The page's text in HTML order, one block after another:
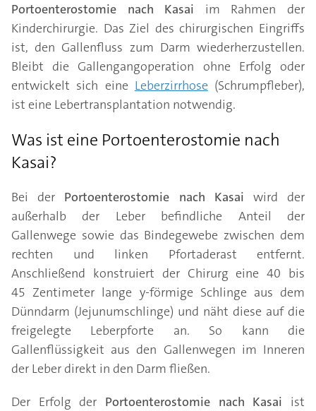
Portoenterostomie nach Kasai im Rahmen der
Kinderchirurgie. Das Ziel des chirurgischen Eingriffs
ist, den Gallenfluss zum Darm wiederherzustellen.
Bleibt die Gallengangoperation ohne Erfolg oder
entwickelt sich eine Leberzirrhose(Schrumpfleber),
ist eine Lebertransplantation notwendig.
Was ist eine Portoenterostomie nach
Kasai?
Bei der Portoenterostomie nach Kasai wird der
außerhalb der Leber befindliche Anteil der
Gallenwege sowie das Bindegewebe zwischen dem
rechten und linken Pfortaderast entfernt.
Anschließend konstruiert der Chirurg eine 40 bis
45 Zentimeter lange y-förmige Schlinge aus dem
Dünndarm (Jejunumschlinge) und näht diese auf die
freigelegte Leberpforte an. So kann die
Gallenflüssigkeit aus den Gallenwegen im Inneren
der Leber direkt in den Darm fließen.
Der Erfolg der Portoenterostomie nach Kasai ist